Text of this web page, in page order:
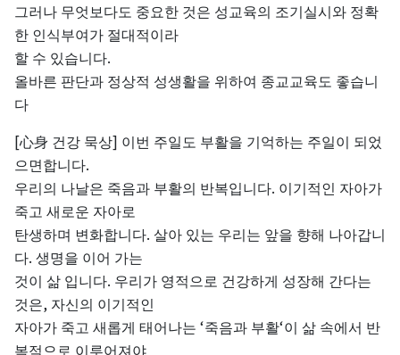
그러나 무엇보다도 중요한 것은 성교육의 조기실시와 정확
한 인식부여가 절대적이라
할 수 있습니다.
올바른 판단과 정상적 성생활을 위하여 종교교육도 좋습니
다
[心身 건강 묵상] 이번 주일도 부활을 기억하는 주일이
되었
으면합니다.
우리의 나날은 죽음과 부활의 반복입니다. 이기적인 자아가
죽고 새로운 자아로
탄생하며 변화합니다. 살아 있는 우리는 앞을 향해 나아갑니
다. 생명을 이어 가는
것이
삶 입니다. 우리가 영적으로 건강하게 성장해 간다는
것은, 자신의 이기적인
자아가 죽고 새롭게 태어나는 ‘죽음과 부활‘이 삶 속에서 반
복적으로 이루어져야